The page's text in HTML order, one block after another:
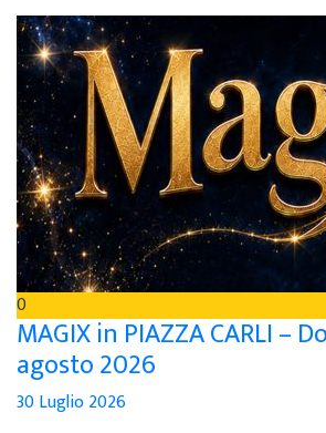
0
MAGIX in PIAZZA CARLI –
agosto 2026
30 Luglio 2026